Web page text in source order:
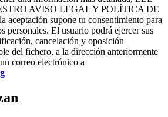
AVISO LEGAL Y POLÍTICA DE
supone tu consentimiento para
personales. El usuario podrá ejercer sus
cancelación y oposición
del fichero, a la dirección anteriormente
correo electrónico a